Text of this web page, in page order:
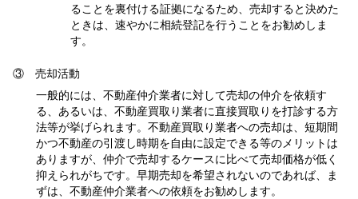
ることを裏付ける証拠になるため、売却すると決めた
ときは、速やかに相続登記を行うことをお勧めしま
す。
③ 売却活動
一般的には、不動産仲介業者に対して売却の仲介を依頼す
る、あるいは、不動産買取り業者に直接買取りを打診する方
法等が挙げられます。不動産買取り業者への売却は、短期間
かつ不動産の引渡し時期を自由に設定できる等のメリットは
ありますが、仲介で売却するケースに比べて売却価格が低く
抑えられがちです。早期売却を希望されないのであれば、ま
ずは、不動産仲介業者への依頼をお勧めします。